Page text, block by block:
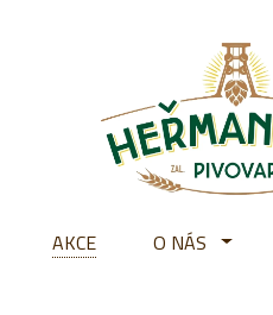
AKCE O NÁS